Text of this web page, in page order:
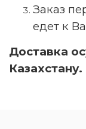
Заказ
едет к
Доставка